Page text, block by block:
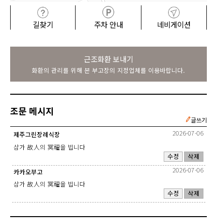
길찾기 주차 안내 네비게이션
근조화환 보내기
화환의 관리를 위해 본 부고장의 지정업체를 이용바랍니다.
조문 메시지
글쓰기
제주그린장례식장
2026-07-06
삼가 故人의 冥福을 빕니다
수정
삭제
카카오부고
2026-07-06
삼가 故人의 冥福을 빕니다
수정
삭제